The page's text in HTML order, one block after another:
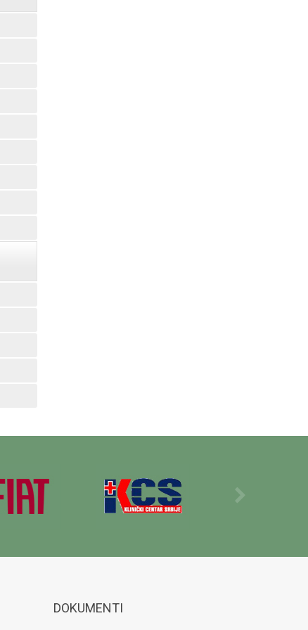
DOKUMENTI